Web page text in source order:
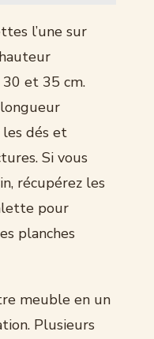
l’une sur
et 35 cm.
dés et
Si vous
récupérez les
pour
planches
meuble en un
Plusieurs